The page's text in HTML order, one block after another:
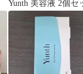
Yunth 美容液 2個セ
生VAダーマ美容液